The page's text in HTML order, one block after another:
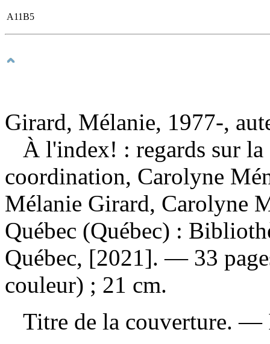
A11B5
Girard, Mélanie, 1977-,
À l'index! : regards sur
coordination, Carolyne
Mélanie Girard, Carolyne
Québec (Québec) :
Québec, [2021]. — 33
couleur) ; 21 cm.
Titre de la couverture. —